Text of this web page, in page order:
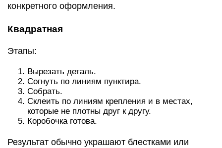
конкретного оформления.
Квадратная
Этапы:
Вырезать деталь.
Согнуть по линиям пунктира.
Собрать.
Склеить по линиям крепления и в местах,
которые не плотны друг к другу.
Коробочка готова.
Результат обычно украшают блестками или